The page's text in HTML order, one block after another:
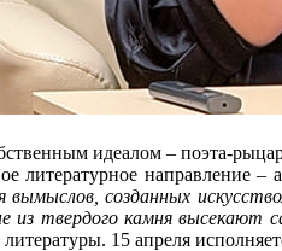
идеалом – поэта-
литературное направление
вымыслов, созданных
из твердого камня высекают
15 апреля